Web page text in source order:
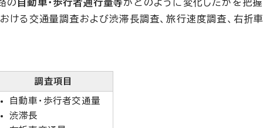
の 自動車・歩行者通行量等がどのように変化したかを把握
る交通量調査および渋滞長調査、旅行速度調査、右折
調査項目
自動車・歩行者交通量
渋滞長